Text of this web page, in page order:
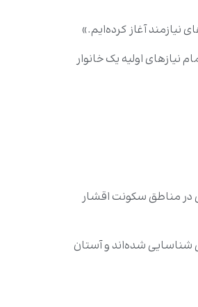
آغاز کرده‌ایم.»
اولیه یک خانوار
در مناطق سکونت اقشار
شناسایی شده‌اند و آستان